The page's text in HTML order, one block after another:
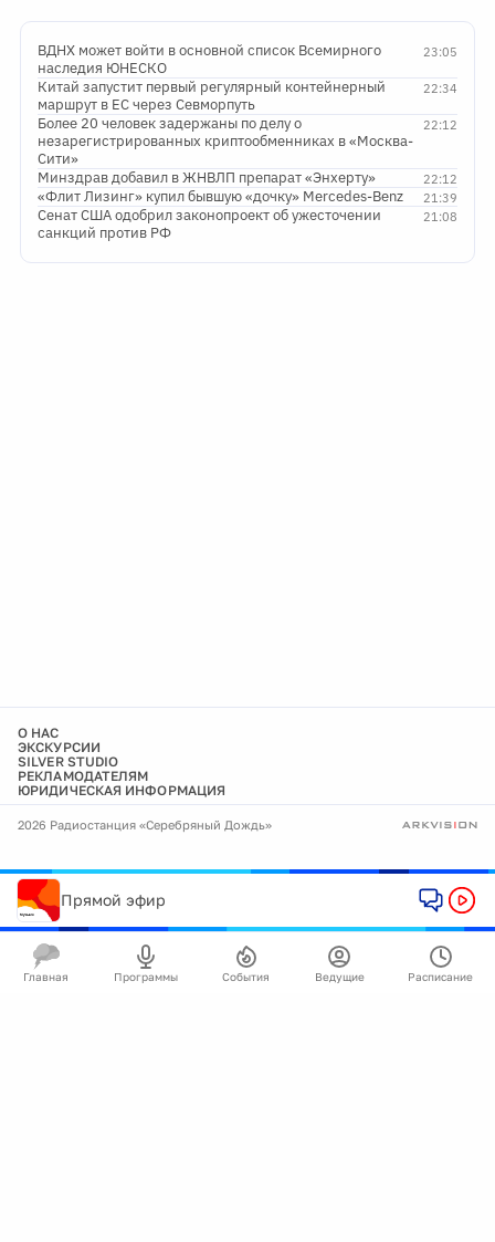
23:05
ВДНХ может войти в основной список Всемирного
наследия ЮНЕСКО
22:34
Китай запустит первый регулярный контейнерный
маршрут в ЕС через Севморпуть
22:12
Более 20 человек задержаны по делу о
незарегистрированных криптообменниках в «Москва-
Сити»
22:12
Минздрав добавил в ЖНВЛП препарат «Энхерту»
21:39
«Флит Лизинг» купил бывшую «дочку» Mercedes-Benz
21:08
Сенат США одобрил законопроект об ужесточении
санкций против РФ
О НАС
ЭКСКУРСИИ
SILVER STUDIO
РЕКЛАМОДАТЕЛЯМ
ЮРИДИЧЕСКАЯ ИНФОРМАЦИЯ
2026 Радиостанция «Серебряный Дождь»
Прямой эфир
Главная Программы События Ведущие Расписание